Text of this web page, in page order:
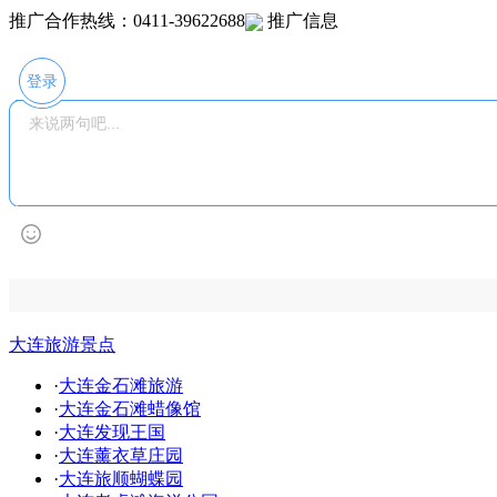
推广合作热线：0411-39622688 推广信息
登录
大连旅游景点
·大连金石滩旅游
·大连金石滩蜡像馆
·大连发现王国
·大连薰衣草庄园
·大连旅顺蝴蝶园